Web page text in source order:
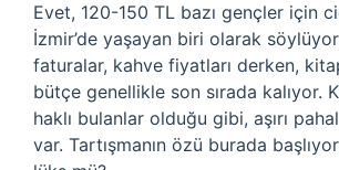
Evet, 120-150 TL bazı gençler için
İzmir’de yaşayan biri olarak
faturalar, kahve fiyatları derken,
bütçe genellikle son sırada kalıyor.
haklı bulanlar olduğu gibi, aşırı
var. Tartışmanın özü burada